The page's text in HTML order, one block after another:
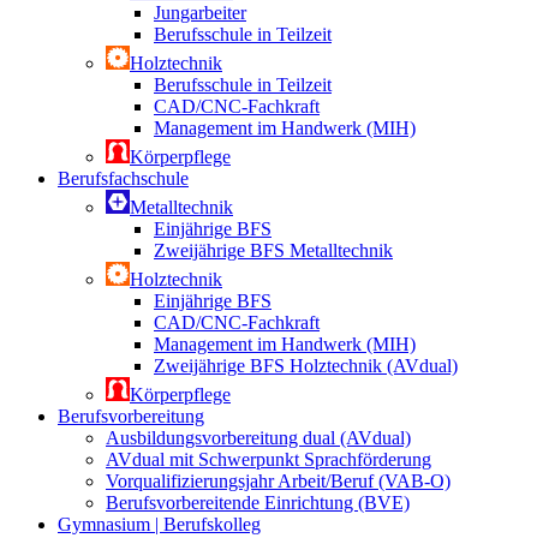
Jungarbeiter
Berufsschule in Teilzeit
Holztechnik
Berufsschule in Teilzeit
CAD/CNC-Fachkraft
Management im Handwerk (MIH)
Körperpflege
Berufsfachschule
Metalltechnik
Einjährige BFS
Zweijährige BFS Metalltechnik
Holztechnik
Einjährige BFS
CAD/CNC-Fachkraft
Management im Handwerk (MIH)
Zweijährige BFS Holztechnik (AVdual)
Körperpflege
Berufsvorbereitung
Ausbildungsvorbereitung dual (AVdual)
AVdual mit Schwerpunkt Sprachförderung
Vorqualifizierungsjahr Arbeit/Beruf (VAB-O)
Berufsvorbereitende Einrichtung (BVE)
Gymnasium | Berufskolleg